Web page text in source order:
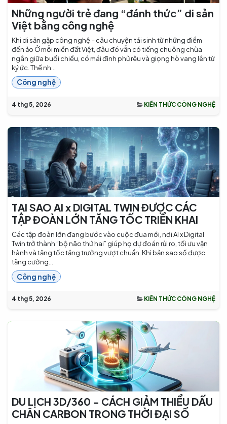
Những người trẻ đang “đánh thức” di sản
Việt bằng công nghệ
Khi di sản gặp công nghệ – câu chuyện tái sinh từ những điểm
đến ảo Ở mỗi miền đất Việt, đâu đó vẫn có tiếng chuông chùa
ngân giữa buổi chiều, có mái đình phủ rêu và giọng hò vang lên từ
ký ức. Thế nh...
Công nghệ
4 thg 5, 2026 KIẾN THỨC CÔNG NGHỆ
TẠI SAO AI x DIGITAL TWIN ĐƯỢC CÁC
TẬP ĐOÀN LỚN TĂNG TỐC TRIỂN KHAI
Các tập đoàn lớn đang bước vào cuộc đua mới, nơi AI x Digital
Twin trở thành “bộ não thứ hai” giúp họ dự đoán rủi ro, tối ưu vận
hành và tăng tốc tăng trưởng vượt chuẩn. Khi bản sao số được
tăng cường...
Công nghệ
4 thg 5, 2026 KIẾN THỨC CÔNG NGHỆ
DU LỊCH 3D/360 - CÁCH GIẢM THIỂU DẤU
CHÂN CARBON TRONG THỜI ĐẠI SỐ